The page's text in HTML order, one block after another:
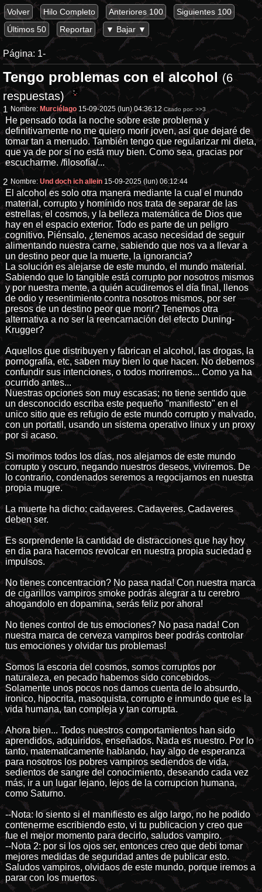
Volver Hilo Completo Anteriores 100
Siguientes 100
Últimos 50
Reportar ▼ Bajar ▼
Página: 1-
Tengo problemas con el alcohol (6
respuestas)
1 Nombre: Murciélago 15-09-2025 (lun) 04:36:12 Citado por:>>3
He pensado toda la noche sobre este problema y
definitivamente no me quiero morir joven, así que dejaré de
tomar tan a menudo. También tengo que regularizar mi dieta,
que ya de por sí no está muy bien. Como sea, gracias por
escucharme. /filosofía/...
2 Nombre:Und doch ich allein 15-09-2025 (lun) 06:12:44
El alcohol es solo otra manera mediante la cual el mundo
material, corrupto y homínido nos trata de separar de las
estrellas, el cosmos, y la belleza matemática de Dios que
hay en el espacio exterior. Todo es parte de un peligro
cognitivo. Piénsalo, ¿tenemos acaso necesidad de seguir
alimentando nuestra carne, sabiendo que nos va a llevar a
un destino peor que la muerte, la ignorancia?
La solución es alejarse de este mundo, el mundo material.
Sabiendo que lo tangible está corrupto por nosotros mismos
y por nuestra mente, a quién acudiremos el día final, llenos
de odio y resentimiento contra nosotros mismos, por ser
presos de un destino peor que morir? Tenemos otra
alternativa a no ser la reencarnación del efecto Duning-
Krugger?
Aquellos que distribuyen y fabrican el alcohol, las drogas, la
pornografía, etc, saben muy bien lo que hacen. No debemos
confundir sus intenciones, o todos moriremos... Como ya ha
ocurrido antes...
Nuestras opciones son muy escasas; no tiene sentido que
un desconocido escriba este pequeño "manifiesto" en el
unico sitio que es refugio de este mundo corrupto y malvado,
con un portatil, usando un sistema operativo linux y un proxy
por si acaso.
Si morimos todos los días, nos alejamos de este mundo
corrupto y oscuro, negando nuestros deseos, viviremos. De
lo contrario, condenados seremos a regocijarnos en nuestra
propia mugre.
La muerte ha dicho: cadaveres. Cadaveres. Cadaveres
deben ser.
Es sorprendente la cantidad de distracciones que hay hoy
en dia para hacernos revolcar en nuestra propia suciedad e
impulsos.
No tienes concentracion? No pasa nada! Con nuestra marca
de cigarillos vampiros smoke podrás alegrar a tu cerebro
ahogandolo en dopamina, serás feliz por ahora!
No tienes control de tus emociones? No pasa nada! Con
nuestra marca de cerveza vampiros beer podrás controlar
tus emociones y olvidar tus problemas!
Somos la escoria del cosmos, somos corruptos por
naturaleza, en pecado habemos sido concebidos.
Solamente unos pocos nos damos cuenta de lo absurdo,
ironico, hipocrita, masoquista, corrupto e inmundo que es la
vida humana, tan compleja y tan corrupta.
Ahora bien... Todos nuestros comportamientos han sido
aprendidos, adquiridos, enseñados. Nada es nuestro. Por lo
tanto, matematicamente hablando, hay algo de esperanza
para nosotros los pobres vampiros sediendos de vida,
sedientos de sangre del conocimiento, deseando cada vez
más, ir a un lugar lejano, lejos de la corrupcion humana,
como Saturno.
--Nota: lo siento si el manifiesto es algo largo, no he podido
contenerme escribiendo esto, vi tu publicacion y creo que
fue el mejor momento para decirlo, saludos vampiro.
--Nota 2: por si los ojos ser, entonces creo que debi tomar
mejores medidas de seguridad antes de publicar esto.
Saludos vampiros, olvidaos de este mundo, porque iremos a
parar con los muertos.